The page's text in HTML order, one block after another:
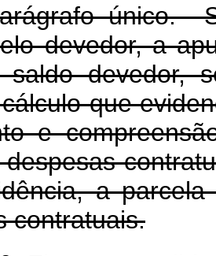
único.
devedor, a
devedor,
que
e
a
contratuais.